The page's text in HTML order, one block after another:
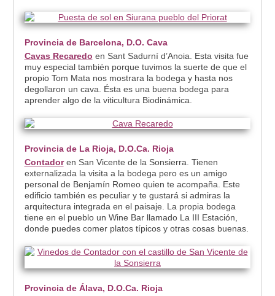
Provincia de Barcelona, D.O. Cava
Cavas Recaredo en Sant Sadurní d’Anoia. Esta visita fue
muy especial también porque tuvimos la suerte de que el
propio Tom Mata nos mostrara la bodega y hasta nos
degollaron un cava. Ésta es una buena bodega para
aprender algo de la viticultura Biodinámica.
Provincia de La Rioja, D.O.Ca. Rioja
Contadoren San Vicente de la Sonsierra. Tienen
externalizada la visita a la bodega pero es un amigo
personal de Benjamín Romeo quien te acompaña. Este
edificio también es peculiar y te gustará si admiras la
arquitectura integrada en el paisaje. La propia bodega
tiene en el pueblo un Wine Bar llamado La III Estación,
donde puedes comer platos típicos y otras cosas buenas.
Provincia de Álava, D.O.Ca. Rioja